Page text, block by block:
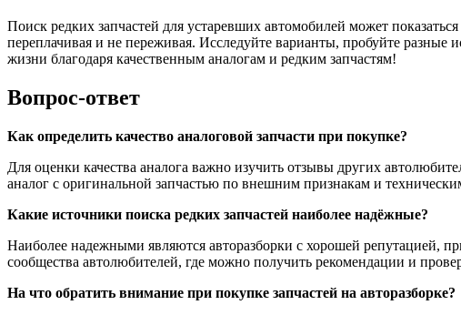
Поиск редких запчастей для устаревших автомобилей может
переплачивая и не переживая. Исследуйте варианты, пробуйте разные
жизни благодаря качественным аналогам и редким запчастям!
Вопрос-ответ
Как определить качество аналоговой запчасти при покупке?
Для оценки качества аналога важно изучить отзывы других
аналог с оригинальной запчастью по внешним признакам и
Какие источники поиска редких запчастей наиболее надёжные?
Наиболее надежными являются авторазборки с хорошей репутацией,
сообщества автолюбителей, где можно получить рекомендации и
На что обратить внимание при покупке запчастей на авторазборке?